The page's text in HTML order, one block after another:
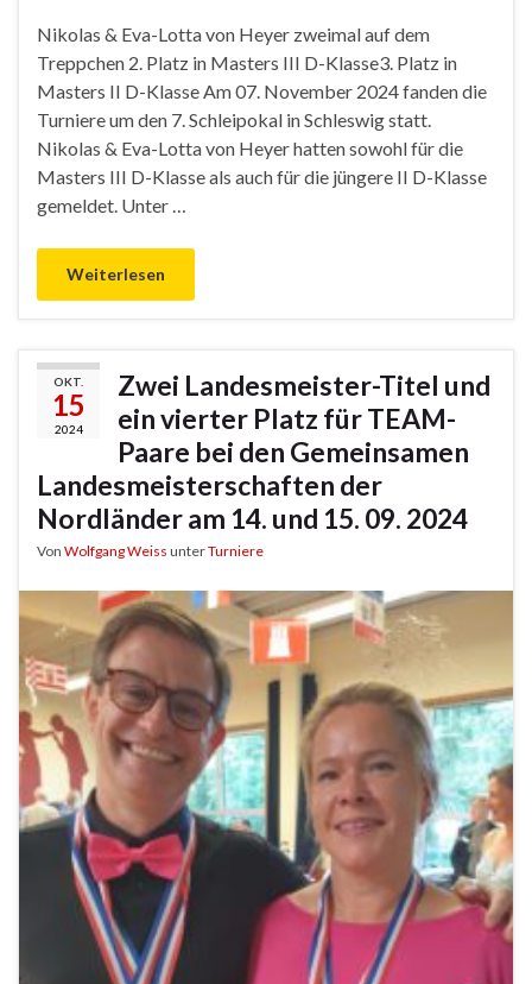
Nikolas & Eva-Lotta von Heyer zweimal auf dem
Treppchen 2. Platz in Masters III D-Klasse3. Platz in
Masters II D-Klasse Am 07. November 2024 fanden die
Turniere um den 7. Schleipokal in Schleswig statt.
Nikolas & Eva-Lotta von Heyer hatten sowohl für die
Masters III D-Klasse als auch für die jüngere II D-Klasse
gemeldet. Unter …
Weiterlesen
OKT.
15
2024
Zwei Landesmeister-Titel und
ein vierter Platz für TEAM-
Paare bei den Gemeinsamen
Landesmeisterschaften der
Nordländer am 14. und 15. 09. 2024
Von Wolfgang Weiss unterTurniere